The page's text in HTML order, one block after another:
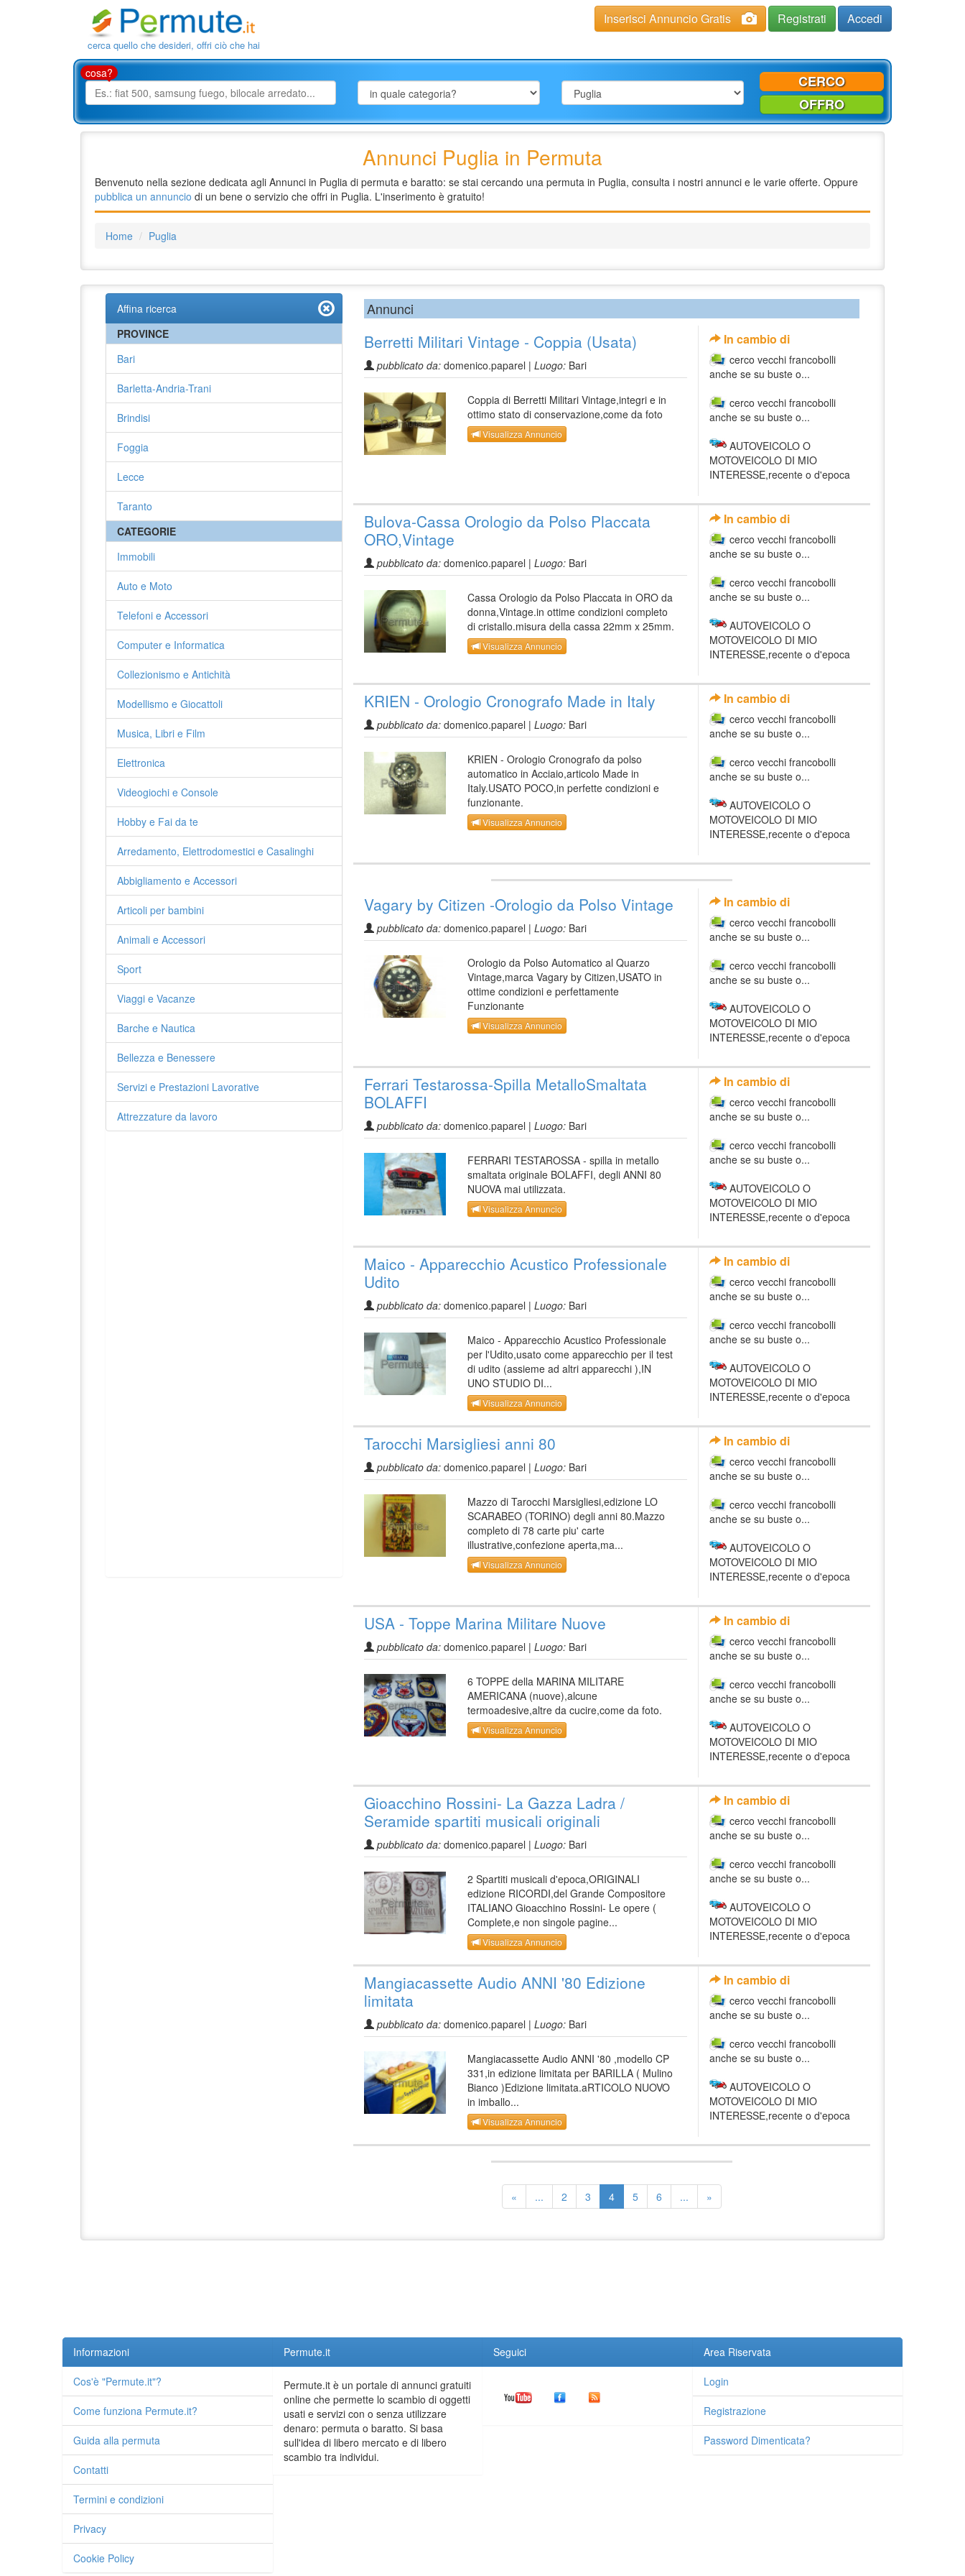
cerca quello che desideri, offri ciò che hai
Inserisci Annuncio Gratis Registrati Accedi
cosa?
CERCO
OFFRO
Annunci Puglia in Permuta
Benvenuto nella sezione dedicata agli Annunci in Puglia di permuta e baratto: se stai cercando una permuta in Puglia, consulta i nostri annunci e le varie offerte. Oppure
pubblica un annuncio di un bene o servizio che offri in Puglia. L'inserimento è gratuito!
Home Puglia
Affina ricerca
PROVINCE
Bari
Barletta-Andria-Trani
Brindisi
Foggia
Lecce
Taranto
CATEGORIE
Immobili
Auto e Moto
Telefoni e Accessori
Computer e Informatica
Collezionismo e Antichità
Modellismo e Giocattoli
Musica, Libri e Film
Elettronica
Videogiochi e Console
Hobby e Fai da te
Arredamento, Elettrodomestici e Casalinghi
Abbigliamento e Accessori
Articoli per bambini
Animali e Accessori
Sport
Viaggi e Vacanze
Barche e Nautica
Bellezza e Benessere
Servizi e Prestazioni Lavorative
Attrezzature da lavoro
Annunci
Berretti Militari Vintage - Coppia (Usata)
pubblicato da: domenico.paparel | Luogo: Bari
Coppia di Berretti Militari Vintage,integri e in
ottimo stato di conservazione,come da foto
Visualizza Annuncio
In cambio di
cerco vecchi francobolli
anche se su buste o...
cerco vecchi francobolli
anche se su buste o...
AUTOVEICOLO O
MOTOVEICOLO DI MIO
INTERESSE,recente o d'epoca
Bulova-Cassa Orologio da Polso Placcata
ORO,Vintage
pubblicato da: domenico.paparel | Luogo: Bari
Cassa Orologio da Polso Placcata in ORO da
donna,Vintage.in ottime condizioni completo
di cristallo.misura della cassa 22mm x 25mm.
Visualizza Annuncio
In cambio di
cerco vecchi francobolli
anche se su buste o...
cerco vecchi francobolli
anche se su buste o...
AUTOVEICOLO O
MOTOVEICOLO DI MIO
INTERESSE,recente o d'epoca
KRIEN - Orologio Cronografo Made in Italy
pubblicato da: domenico.paparel | Luogo: Bari
KRIEN - Orologio Cronografo da polso
automatico in Acciaio,articolo Made in
Italy.USATO POCO,in perfette condizioni e
funzionante.
Visualizza Annuncio
In cambio di
cerco vecchi francobolli
anche se su buste o...
cerco vecchi francobolli
anche se su buste o...
AUTOVEICOLO O
MOTOVEICOLO DI MIO
INTERESSE,recente o d'epoca
Vagary by Citizen -Orologio da Polso Vintage
pubblicato da: domenico.paparel | Luogo: Bari
Orologio da Polso Automatico al Quarzo
Vintage,marca Vagary by Citizen,USATO in
ottime condizioni e perfettamente
Funzionante
Visualizza Annuncio
In cambio di
cerco vecchi francobolli
anche se su buste o...
cerco vecchi francobolli
anche se su buste o...
AUTOVEICOLO O
MOTOVEICOLO DI MIO
INTERESSE,recente o d'epoca
Ferrari Testarossa-Spilla MetalloSmaltata
BOLAFFI
pubblicato da: domenico.paparel | Luogo: Bari
FERRARI TESTAROSSA - spilla in metallo
smaltata originale BOLAFFI, degli ANNI 80
NUOVA mai utilizzata.
Visualizza Annuncio
In cambio di
cerco vecchi francobolli
anche se su buste o...
cerco vecchi francobolli
anche se su buste o...
AUTOVEICOLO O
MOTOVEICOLO DI MIO
INTERESSE,recente o d'epoca
Maico - Apparecchio Acustico Professionale
Udito
pubblicato da: domenico.paparel | Luogo: Bari
Maico - Apparecchio Acustico Professionale
per l'Udito,usato come apparecchio per il test
di udito (assieme ad altri apparecchi ),IN
UNO STUDIO DI...
Visualizza Annuncio
In cambio di
cerco vecchi francobolli
anche se su buste o...
cerco vecchi francobolli
anche se su buste o...
AUTOVEICOLO O
MOTOVEICOLO DI MIO
INTERESSE,recente o d'epoca
Tarocchi Marsigliesi anni 80
pubblicato da: domenico.paparel | Luogo: Bari
Mazzo di Tarocchi Marsigliesi,edizione LO
SCARABEO (TORINO) degli anni 80.Mazzo
completo di 78 carte piu' carte
illustrative,confezione aperta,ma...
Visualizza Annuncio
In cambio di
cerco vecchi francobolli
anche se su buste o...
cerco vecchi francobolli
anche se su buste o...
AUTOVEICOLO O
MOTOVEICOLO DI MIO
INTERESSE,recente o d'epoca
USA - Toppe Marina Militare Nuove
pubblicato da: domenico.paparel | Luogo: Bari
6 TOPPE della MARINA MILITARE
AMERICANA (nuove),alcune
termoadesive,altre da cucire,come da foto.
Visualizza Annuncio
In cambio di
cerco vecchi francobolli
anche se su buste o...
cerco vecchi francobolli
anche se su buste o...
AUTOVEICOLO O
MOTOVEICOLO DI MIO
INTERESSE,recente o d'epoca
Gioacchino Rossini- La Gazza Ladra /
Seramide spartiti musicali originali
pubblicato da: domenico.paparel | Luogo: Bari
2 Spartiti musicali d'epoca,ORIGINALI
edizione RICORDI,del Grande Compositore
ITALIANO Gioacchino Rossini- Le opere (
Complete,e non singole pagine...
Visualizza Annuncio
In cambio di
cerco vecchi francobolli
anche se su buste o...
cerco vecchi francobolli
anche se su buste o...
AUTOVEICOLO O
MOTOVEICOLO DI MIO
INTERESSE,recente o d'epoca
Mangiacassette Audio ANNI '80 Edizione
limitata
pubblicato da: domenico.paparel | Luogo: Bari
Mangiacassette Audio ANNI '80 ,modello CP
331,in edizione limitata per BARILLA ( Mulino
Bianco )Edizione limitata.aRTICOLO NUOVO
in imballo...
Visualizza Annuncio
In cambio di
cerco vecchi francobolli
anche se su buste o...
cerco vecchi francobolli
anche se su buste o...
AUTOVEICOLO O
MOTOVEICOLO DI MIO
INTERESSE,recente o d'epoca
« ... 2 3 4 5 6 ... »
Informazioni
Cos'è "Permute.it"?
Come funziona Permute.it?
Guida alla permuta
Contatti
Termini e condizioni
Privacy
Cookie Policy
Permute.it
Permute.it è un portale di annunci gratuiti
online che permette lo scambio di oggetti
usati e servizi con o senza utilizzare
denaro: permuta o baratto. Si basa
sull'idea di libero mercato e di libero
scambio tra individui.
Seguici Area Riservata
Login
Registrazione
Password Dimenticata?